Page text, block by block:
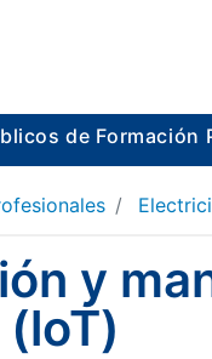
de Formación
y